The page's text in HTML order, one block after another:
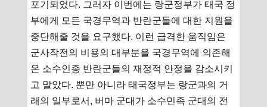
포기되었다. 그러자 이번에는 랑군정부가 태국 정
부에게 모든 국경무역과 반란군들에 대한 지원을
중단해줄 것을 요구했다. 이런 급격한 움직임은
군사작전의 비용의 대부분을 국경무역에 의존해
온 소수인종 반란군들의 재정적 안정을 감소시키
고 말았다. 뿐만 아니라 태국정부는 랑군과의 거
래의 일부로서, 버마 군대가 소수민족 군대의 전